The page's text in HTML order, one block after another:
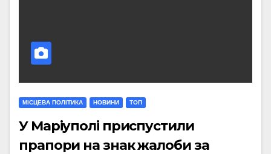
МIСЦЕВА ПОЛIТИКА НОВИНИ ТОП
У Маріуполі приспустили
прапори на знак жалоби за